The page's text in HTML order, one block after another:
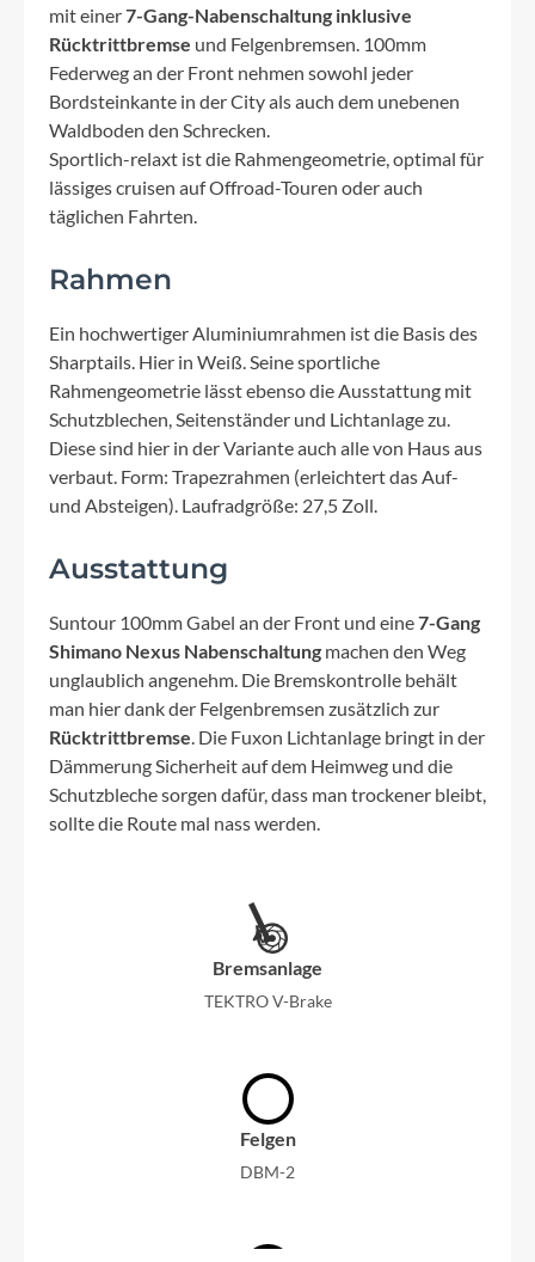
mit einer7-Gang-Nabenschaltung inklusive
Rücktrittbremse und Felgenbremsen. 100mm
Federweg an der Front nehmen sowohl jeder
Bordsteinkante in der City als auch dem unebenen
Waldboden den Schrecken.
Sportlich-relaxt ist die Rahmengeometrie, optimal für
lässiges cruisen auf Offroad-Touren oder auch
täglichen Fahrten.
Rahmen
Ein hochwertiger Aluminiumrahmen ist die Basis des
Sharptails. Hier in Weiß. Seine sportliche
Rahmengeometrie lässt ebenso die Ausstattung mit
Schutzblechen, Seitenständer und Lichtanlage zu.
Diese sind hier in der Variante auch alle von Haus aus
verbaut. Form: Trapezrahmen (erleichtert das Auf-
und Absteigen). Laufradgröße: 27,5 Zoll.
Ausstattung
Suntour 100mm Gabel an der Front und eine7-Gang
Shimano Nexus Nabenschaltung machen den Weg
unglaublich angenehm. Die Bremskontrolle behält
man hier dank der Felgenbremsen zusätzlich zur
Rücktrittbremse. Die Fuxon Lichtanlage bringt in der
Dämmerung Sicherheit auf dem Heimweg und die
Schutzbleche sorgen dafür, dass man trockener bleibt,
sollte die Route mal nass werden.
Bremsanlage
TEKTRO V-Brake
Felgen
DBM-2